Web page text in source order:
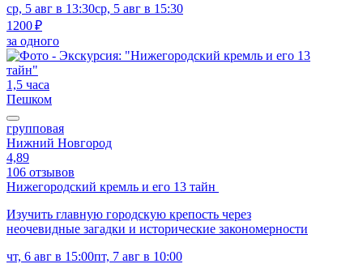
ср, 5 авг в 13:30ср, 5 авг в 15:30
1200 ₽
за одного
1,5 часа
Пешком
групповая
Нижний Новгород
4,89
106 отзывов
Нижегородский кремль и его 13 тайн
Изучить главную городскую крепость через
неочевидные загадки и исторические закономерности
чт, 6 авг в 15:00пт, 7 авг в 10:00